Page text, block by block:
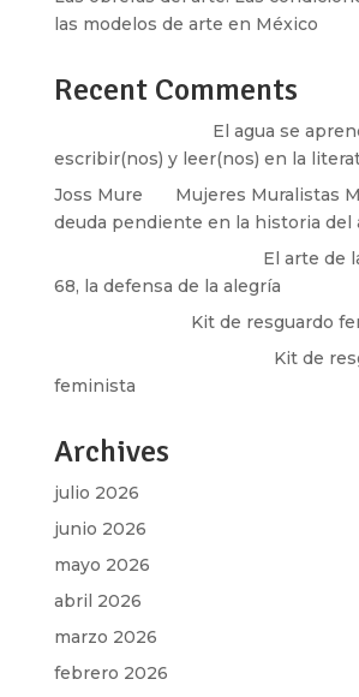
las modelos de arte en México
Recent Comments
El agua se
escribir(nos) y leer(nos) en la
Joss Mure
Mujeres Muralistas
deuda pendiente en la historia del
El arte de
68, la defensa de la alegría
Kit de resguardo
Kit de
feminista
Archives
julio 2026
junio 2026
mayo 2026
abril 2026
marzo 2026
febrero 2026